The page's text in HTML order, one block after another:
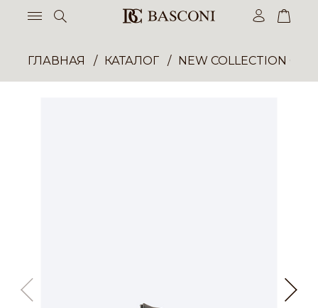
ГЛАВНАЯ КАТАЛОГ NEW COLLECTION